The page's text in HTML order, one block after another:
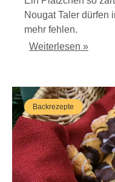
Nougat Taler dürfen
mehr fehlen.
Weiterlesen »
Backrezepte